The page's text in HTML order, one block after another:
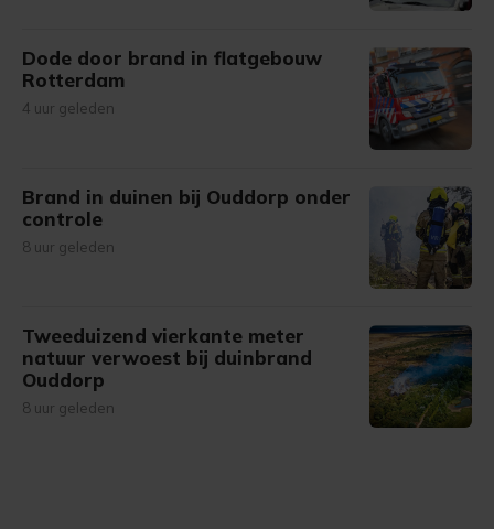
Dode door brand in flatgebouw
Rotterdam
4 uur geleden
Brand in duinen bij Ouddorp onder
controle
8 uur geleden
Tweeduizend vierkante meter
natuur verwoest bij duinbrand
Ouddorp
8 uur geleden